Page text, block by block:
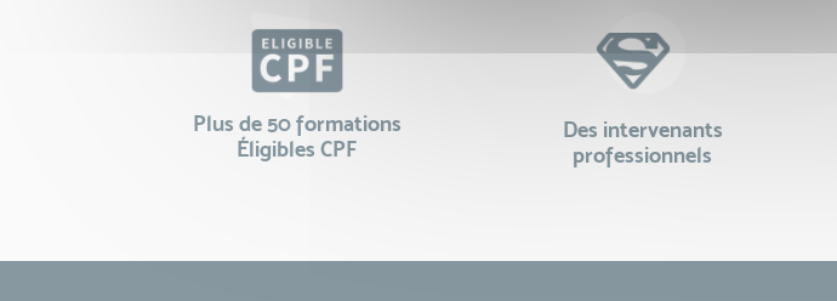
Plus de 50 formations
Éligibles CPF
Des intervenants
professionnels